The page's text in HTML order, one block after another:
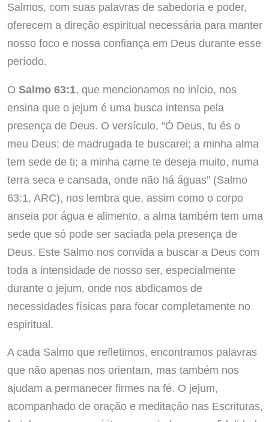
Salmos, com suas palavras de sabedoria e poder,
oferecem a direção espiritual necessária para manter
nosso foco e nossa confiança em Deus durante esse
período.
O Salmo 63:1, que mencionamos no início, nos
ensina que o jejum é uma busca intensa pela
presença de Deus. O versículo, “Ó Deus, tu és o
meu Deus; de madrugada te buscarei; a minha alma
tem sede de ti; a minha carne te deseja muito, numa
terra seca e cansada, onde não há águas” (Salmo
63:1, ARC), nos lembra que, assim como o corpo
anseia por água e alimento, a alma também tem uma
sede que só pode ser saciada pela presença de
Deus. Este Salmo nos convida a buscar a Deus com
toda a intensidade de nosso ser, especialmente
durante o jejum, onde nos abdicamos de
necessidades físicas para focar completamente no
espiritual.
A cada Salmo que refletimos, encontramos palavras
que não apenas nos orientam, mas também nos
ajudam a permanecer firmes na fé. O jejum,
acompanhado de oração e meditação nas Escrituras,